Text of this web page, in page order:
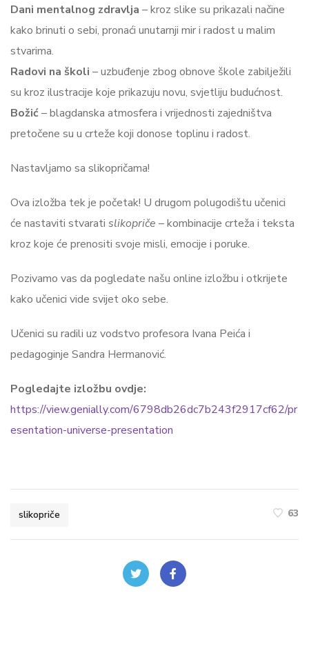
Dani mentalnog zdravlja – kroz slike su prikazali načine
kako brinuti o sebi, pronaći unutarnji mir i radost u malim
stvarima.
Radovi na školi – uzbuđenje zbog obnove škole zabilježili
su kroz ilustracije koje prikazuju novu, svjetliju budućnost.
Božić – blagdanska atmosfera i vrijednosti zajedništva
pretočene su u crteže koji donose toplinu i radost.
Nastavljamo sa slikopričama!
Ova izložba tek je početak! U drugom polugodištu učenici
će nastaviti stvarati slikopriče – kombinacije crteža i teksta
kroz koje će prenositi svoje misli, emocije i poruke.
Pozivamo vas da pogledate našu online izložbu i otkrijete
kako učenici vide svijet oko sebe.
Učenici su radili uz vodstvo profesora Ivana Peića i
pedagoginje Sandra Hermanović.
Pogledajte izložbu ovdje:
https://view.genially.com/6798db26dc7b243f2917cf62/pr
esentation-universe-presentation
slikopriče 63